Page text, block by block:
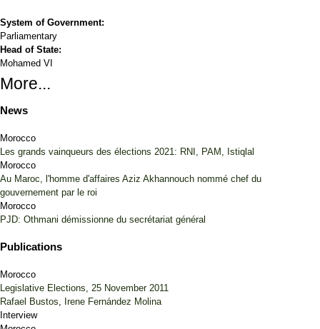
System of Government:
Parliamentary
Head of State:
Mohamed VI
More...
News
Morocco
Les grands vainqueurs des élections 2021: RNI, PAM, Istiqlal
Morocco
Au Maroc, l'homme d'affaires Aziz Akhannouch nommé chef du
gouvernement par le roi
Morocco
PJD: Othmani démissionne du secrétariat général
Publications
Morocco
Legislative Elections, 25 November 2011
Rafael Bustos, Irene Fernández Molina
Interview